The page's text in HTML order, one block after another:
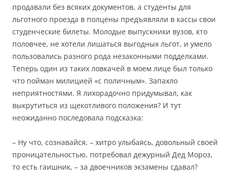
продавали без всяких документов, а студенты для
льготного проезда в полцены предъявляли в кассы свои
студенческие билеты. Молодые выпускники вузов, кто
половчее, не хотели лишаться выгодных льгот, и умело
пользовались разного рода незаконными подделками.
Теперь один из таких ловкачей в моем лице был только
что пойман милицией «с поличным». Запахло
неприятностями. Я лихорадочно придумывал, как
выкрутиться из щекотливого положения? И тут
неожиданно последовала подсказка:
– Ну что, сознавайся, – хитро улыбаясь, довольный своей
проницательностью, потребовал дежурный Дед Мороз,
то есть гаишник, – за двоечников экзамены сдавал?